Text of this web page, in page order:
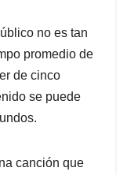
no es tan
promedio de
de cinco
se puede
canción que